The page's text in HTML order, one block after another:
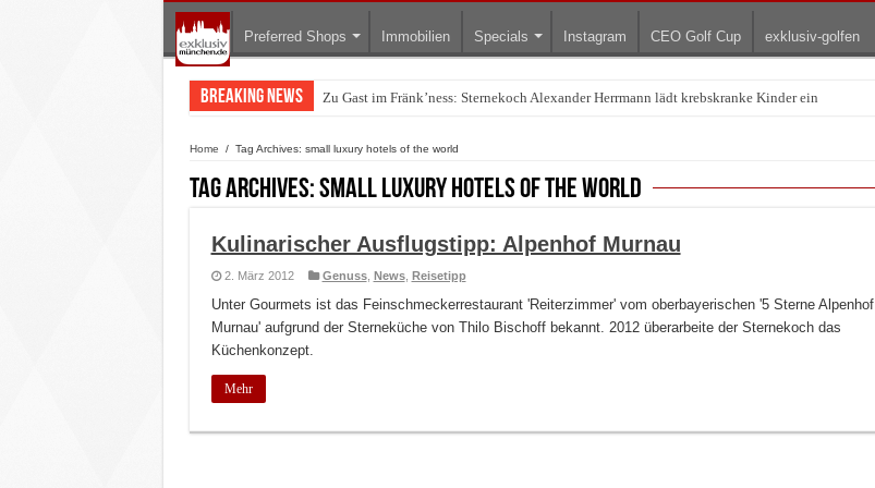
Preferred Shops Immobilien Specials Instagram CEO Golf Cup exklusiv-golfen
Breaking News Zu Gast im Fränk’ness: Sternekoch Alexander Herrmann lädt krebskranke Kinder ein
Warum München gerade zum Treffpunkt der Lingerie-Branche wurde
Home / Tag Archives: small luxury hotels of the world
Tag Archives:small luxury hotels of the world
Kulinarischer Ausflugstipp: Alpenhof Murnau
2. März 2012 Genuss, News, Reisetipp
Unter Gourmets ist das Feinschmeckerrestaurant 'Reiterzimmer' vom oberbayerischen '5 Sterne Alpenhof
Murnau' aufgrund der Sterneküche von Thilo Bischoff bekannt. 2012 überarbeite der Sternekoch das
Küchenkonzept.
Mehr